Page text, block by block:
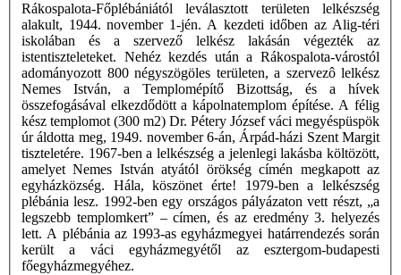
Rákospalota-Főplébániától leválasztott területen lelkészség
alakult, 1944. november 1-jén. A kezdeti időben az Alig-téri
iskolában és a szervező lelkész lakásán végezték az
istentiszteleteket. Nehéz kezdés után a Rákospalota-várostól
adományozott 800 négyszögöles területen, a szervezô lelkész
Nemes István, a Templomépítő Bizottság, és a hívek
összefogásával elkezdődött a kápolnatemplom építése. A félig
kész templomot (300 m2) Dr. Pétery József váci megyéspüspök
úr áldotta meg, 1949. november 6-án, Árpád-házi Szent Margit
tiszteletére. 1967-ben a lelkészség a jelenlegi lakásba költözött,
amelyet Nemes István atyától örökség címén megkapott az
egyházközség. Hála, köszönet érte! 1979-ben a lelkészség
plébánia lesz. 1992-ben egy országos pályázaton vett részt, „a
legszebb templomkert” – címen, és az eredmény 3. helyezés
lett. A plébánia az 1993-as egyházmegyei határrendezés során
került a váci egyházmegyétől az esztergom-budapesti
főegyházmegyéhez.